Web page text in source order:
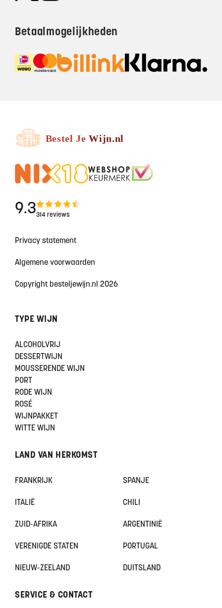
Betaalmogelijkheden
9.3314 reviews
Privacy statement
Algemene voorwaarden
Copyright besteljewijn.nl 2026
TYPE WIJN
ALCOHOLVRIJ
DESSERTWIJN
MOUSSERENDE WIJN
PORT
RODE WIJN
ROSÉ
WIJNPAKKET
WITTE WIJN
LAND VAN HERKOMST
FRANKRIJK SPANJE
ITALIË CHILI
ZUID-AFRIKA ARGENTINIË
VERENIGDE STATEN PORTUGAL
NIEUW-ZEELAND DUITSLAND
SERVICE & CONTACT